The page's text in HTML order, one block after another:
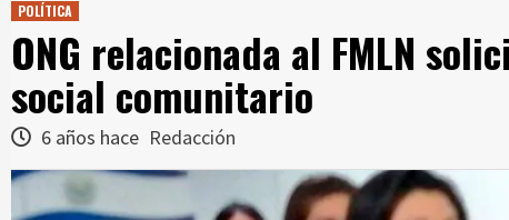
POLÍTICA
ONG relacionada al FMLN
social comunitario
6 años hace Redacción